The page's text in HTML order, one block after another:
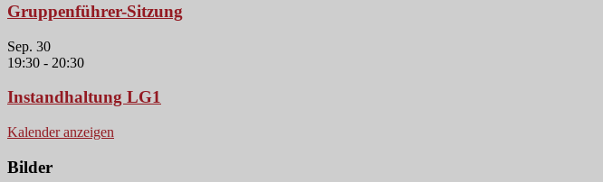
Gruppenführer-Sitzung
Sep. 30
19:30 - 20:30
Instandhaltung LG1
Kalender anzeigen
Bilder